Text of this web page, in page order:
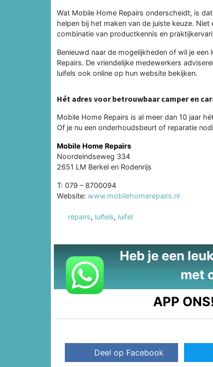
Wat Mobile Home Repairs onderscheidt, is
helpen bij het maken van de juiste keuze.
combinatie van productkennis en
Benieuwd naar de mogelijkheden of wil je
Repairs. De vriendelijke medewerkers
luifels ook online op hun website bekijken.
Hét adres voor betrouwbaar camper en
Mobile Home Repairs is al meer dan 10 jaar
Of je nu een onderhoudsbeurt of reparatie
Mobile Home Repairs
Noordeindseweg 334
2651 LM Berkel en Rodenrijs
T: 079 – 8700094
Website: www.mobilehomerepairs.nl
repairs, luifels, luifel
Heb je een
met
APP
Deel op Facebook